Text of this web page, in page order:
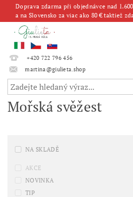
Doprava zdarma při objednávce nad
a na Slovensko za viac ako 80 € taktiež
+420 722 796 456
martina@giulieta.shop
Mořská svěžest
NA SKLADĚ
AKCE
NOVINKA
TIP